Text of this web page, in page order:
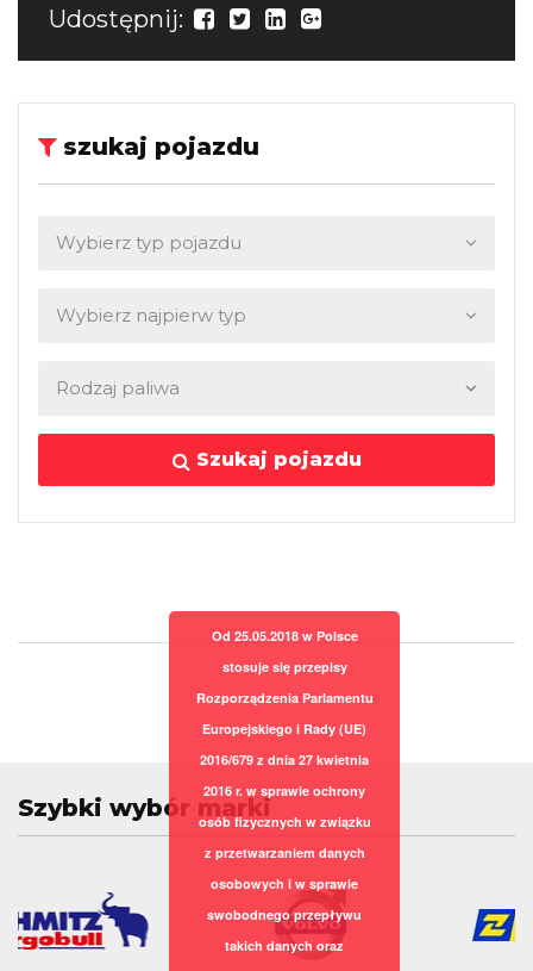
Udostępnij:
szukaj pojazdu
Szukaj pojazdu
Szybki wybór marki
Od 25.05.2018 w Polsce
stosuje się przepisy
Rozporządzenia Parlamentu
Europejskiego i Rady (UE)
2016/679 z dnia 27 kwietnia
2016 r. w sprawie ochrony
osób fizycznych w związku
z przetwarzaniem danych
osobowych i w sprawie
swobodnego przepływu
takich danych oraz